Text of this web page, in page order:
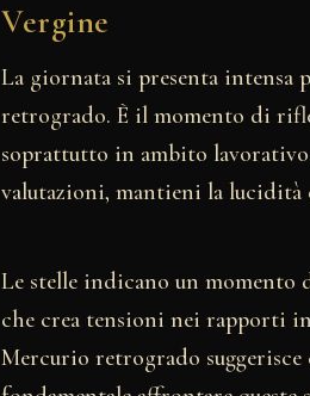
Vergine
La giornata si presenta intensa
retrogrado. È il momento di
soprattutto in ambito
valutazioni, mantieni la
Le stelle indicano un momento
che crea tensioni nei rapporti
Mercurio retrogrado